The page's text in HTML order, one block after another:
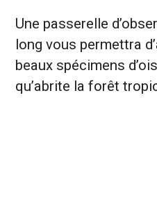
Une passerelle
long vous permettra
beaux spécimens
qu’abrite la forêt